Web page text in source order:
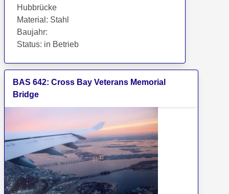
Hubbrücke
Material : Stahl
Baujahr:
Status: in Betrieb
BAS 642: Cross Bay Veterans Memorial
Bridge